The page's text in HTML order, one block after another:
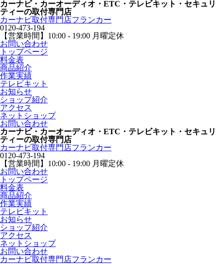
カーナビ・カーオーディオ・ETC・テレビキット・セキュリ
ティーの取付専門店
カーナビ取付専⾨店フランカー
0120-473-194
【営業時間】 10:00 - 19:00 月曜定休
お問い合わせ
トップページ
料金表
商品紹介
作業実績
テレビキット
お知らせ
ショップ紹介
アクセス
ネットショップ
お問い合わせ
カーナビ・カーオーディオ・ETC・テレビキット・セキュリ
ティーの取付専門店
カーナビ取付専⾨店フランカー
0120-473-194
【営業時間】 10:00 - 19:00 月曜定休
お問い合わせ
トップページ
料金表
商品紹介
作業実績
テレビキット
お知らせ
ショップ紹介
アクセス
ネットショップ
お問い合わせ
カーナビ取付専⾨店フランカー